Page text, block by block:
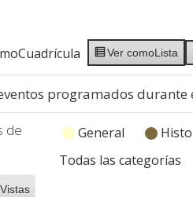
Cuadrícula Ver comoLista
programados durante
de
General
Todas las categorías
Vistas